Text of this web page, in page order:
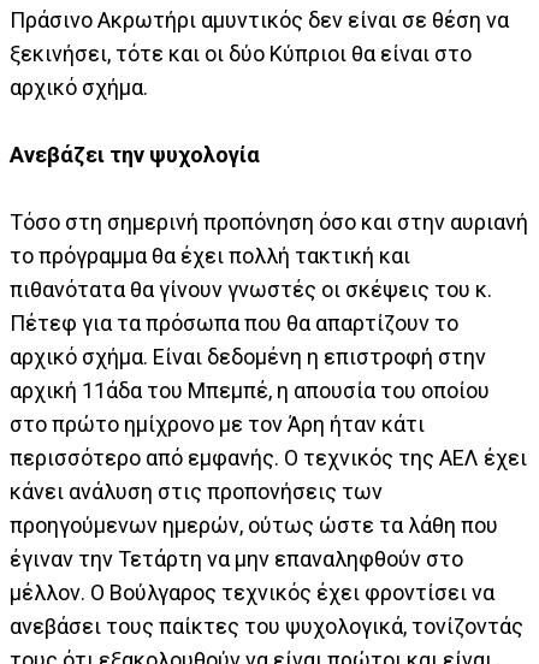
Πράσινο Ακρωτήρι αμυντικός δεν είναι σε θέση να
ξεκινήσει, τότε και οι δύο Κύπριοι θα είναι στο
αρχικό σχήμα.
Ανεβάζει την ψυχολογία
Τόσο στη σημερινή προπόνηση όσο και στην αυριανή
το πρόγραμμα θα έχει πολλή τακτική και
πιθανότατα θα γίνουν γνωστές οι σκέψεις του κ.
Πέτεφ για τα πρόσωπα που θα απαρτίζουν το
αρχικό σχήμα. Είναι δεδομένη η επιστροφή στην
αρχική 11άδα του Μπεμπέ, η απουσία του οποίου
στο πρώτο ημίχρονο με τον Άρη ήταν κάτι
περισσότερο από εμφανής. Ο τεχνικός της ΑΕΛ έχει
κάνει ανάλυση στις προπονήσεις των
προηγούμενων ημερών, ούτως ώστε τα λάθη που
έγιναν την Τετάρτη να μην επαναληφθούν στο
μέλλον. Ο Βούλγαρος τεχνικός έχει φροντίσει να
ανεβάσει τους παίκτες του ψυχολογικά, τονίζοντάς